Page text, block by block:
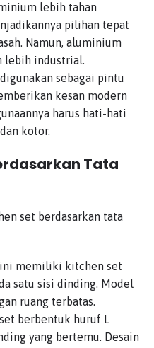
lebih tahan
pilihan tepat
Namun, aluminium
lebih industrial.
sebagai pintu
kesan modern
harus hati-hati
kotor.
Tata
set berdasarkan tata
memiliki kitchen set
satu sisi dinding. Model
ruang terbatas.
berbentuk huruf L
yang bertemu. Desain